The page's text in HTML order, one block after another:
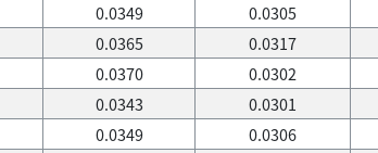
0.0349 0.0305
0.0365 0.0317
0.0370 0.0302
0.0343 0.0301
0.0349 0.0306